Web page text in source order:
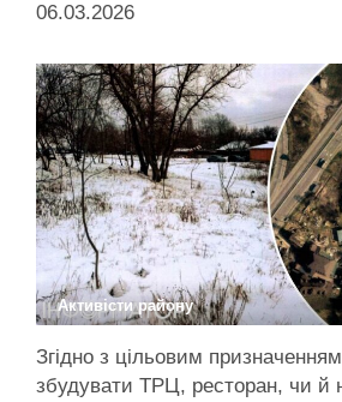
06.03.2026
Активісти району
Згідно з цільовим
збудувати ТРЦ, ресторан, чи й